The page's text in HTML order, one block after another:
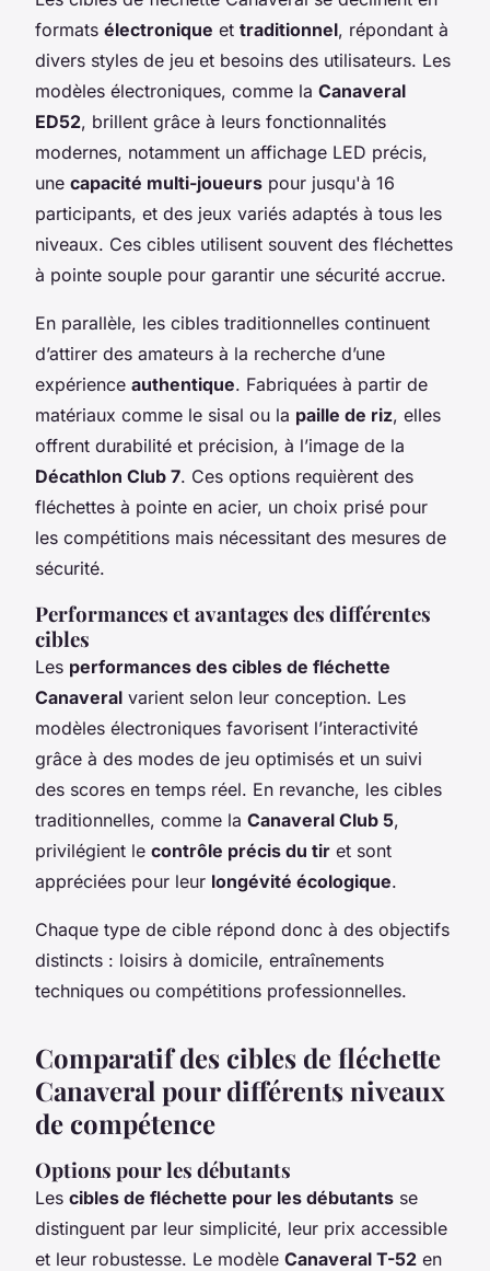
formats électronique et traditionnel, répondant à
divers styles de jeu et besoins des utilisateurs. Les
modèles électroniques, comme la Canaveral
ED52, brillent grâce à leurs fonctionnalités
modernes, notamment un affichage LED précis,
une capacité multi-joueurs pour jusqu'à 16
participants, et des jeux variés adaptés à tous les
niveaux. Ces cibles utilisent souvent des fléchettes
à pointe souple pour garantir une sécurité accrue.
En parallèle, les cibles traditionnelles continuent
d’attirer des amateurs à la recherche d’une
expérience authentique. Fabriquées à partir de
matériaux comme le sisal ou la paille de riz, elles
offrent durabilité et précision, à l’image de la
Décathlon Club 7. Ces options requièrent des
fléchettes à pointe en acier, un choix prisé pour
les compétitions mais nécessitant des mesures de
sécurité.
Performances et avantages des différentes
cibles
Les performances des cibles de fléchette
Canaveral varient selon leur conception. Les
modèles électroniques favorisent l’interactivité
grâce à des modes de jeu optimisés et un suivi
des scores en temps réel. En revanche, les cibles
traditionnelles, comme la Canaveral Club 5,
privilégient le contrôle précis du tir et sont
appréciées pour leur longévité écologique.
Chaque type de cible répond donc à des objectifs
distincts : loisirs à domicile, entraînements
techniques ou compétitions professionnelles.
Comparatif des cibles de fléchette
Canaveral pour différents niveaux
de compétence
Options pour les débutants
Les cibles de fléchette pour les débutants se
distinguent par leur simplicité, leur prix accessible
et leur robustesse. Le modèle Canaveral T-52 en